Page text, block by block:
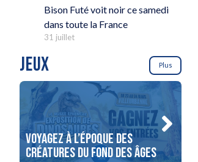
Bison Futé voit noir ce samedi
dans toute la France
31 juillet
JEUX Plus
Voyagez à l’époque des
créatures du fond des âges